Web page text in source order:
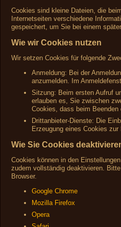
Cookies sind kleine Dateien, die
Internetseiten verschiedene
gespeichert, um Sie bei einem
Wie wir Cookies nutzen
Wir setzen Cookies für folgende
Anmeldung: Bei der
anzumelden. Im
Sitzung: Beim ersten Aufruf
erlauben es, Sie zwischen
Cookies, dass beim
Drittanbieter-Dienste: Die
Erzeugung eines Cookies
Wie Sie Cookies
Cookies können in den
zudem vollständig deaktivieren.
Browser.
Google Chrome
Mozilla Firefox
Opera